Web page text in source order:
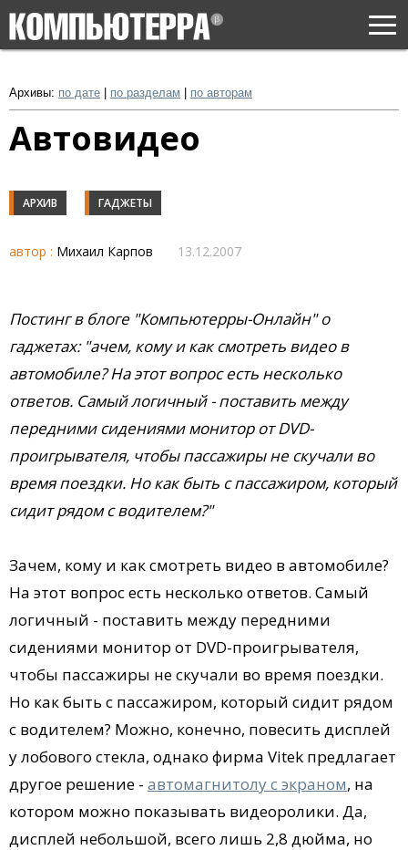
Архивы: по дате по разделам по авторам
Автовидео
АРХИВ ГАДЖЕТЫ
автор : Михаил Карпов 13.12.2007
Постинг в блоге "Компьютерры-Онлайн" о
гаджетах: "ачем, кому и как смотреть видео в
автомобиле? На этот вопрос есть несколько
ответов. Самый логичный - поставить между
передними сидениями монитор от DVD-
проигрывателя, чтобы пассажиры не скучали во
время поездки. Но как быть с пассажиром, который
сидит рядом с водителем?"
Зачем, кому и как смотреть видео в автомобиле?
На этот вопрос есть несколько ответов. Самый
логичный - поставить между передними
сидениями монитор от DVD-проигрывателя,
чтобы пассажиры не скучали во время поездки.
Но как быть с пассажиром, который сидит рядом
с водителем? Можно, конечно, повесить дисплей
у лобового стекла, однако фирма Vitek предлагает
другое решение - автомагнитолу с экраном, на
котором можно показывать видеоролики. Да,
дисплей небольшой, всего лишь 2,8 дюйма, но